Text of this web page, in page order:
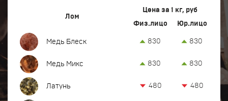
Закупка оргтехники и оборудования
Контакты
Лом
Цена за 1 кг, руб
Физ.лицо
Юр.лицо
Медь Блеск 830 830
Медь Микс 830 830
Латунь 480 480